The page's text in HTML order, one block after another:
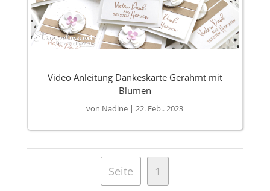
Video Anleitung Dankeskarte Gerahmt mit
Blumen
von Nadine |22. Feb.. 2023
Seite 1